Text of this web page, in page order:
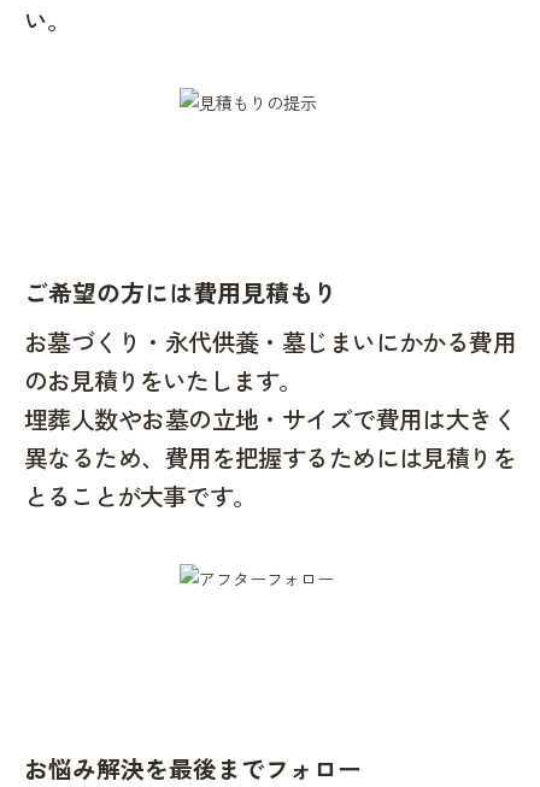
い。
ご希望の方には費用見積もり
お墓づくり・永代供養・墓じまいにかかる費用
のお見積りをいたします。
埋葬人数やお墓の立地・サイズで費用は大きく
異なるため、費用を把握するためには見積りを
とることが大事です。
お悩み解決を最後までフォロー